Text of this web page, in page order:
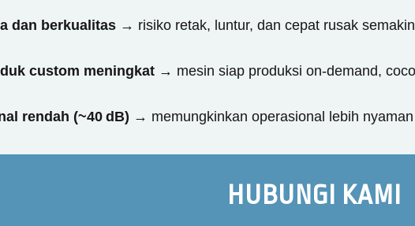
dan berkualitas → risiko retak, luntur, dan cepat rusak
custom meningkat → mesin siap produksi on-demand,
rendah (~40 dB) → memungkinkan operasional lebih
HUBUNGI KAMI